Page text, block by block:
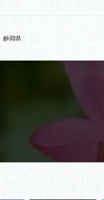
静岡県